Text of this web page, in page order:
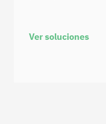
Ver soluciones